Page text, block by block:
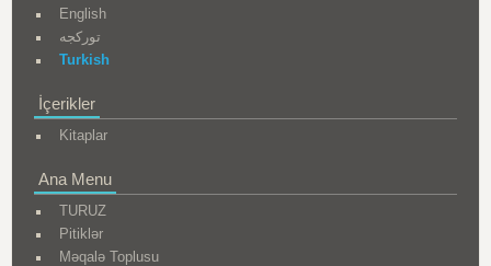
English
تورکجه
Turkish
İçerikler
Kitaplar
Ana Menu
TURUZ
Pitiklər
Məqalə Toplusu